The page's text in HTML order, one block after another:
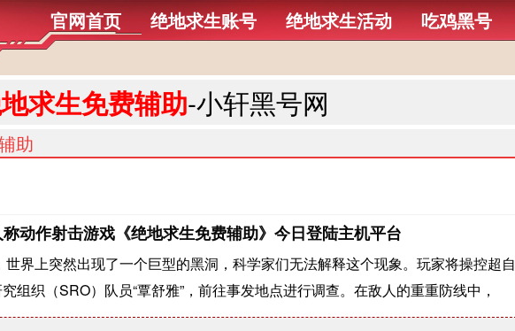
官网首页 绝地求生账号 绝地求生活动 吃鸡黑号
求生免费辅助-小轩黑号网
助
动作射击游戏《绝地求生免费辅助》今日登陆主机平台
世界上突然出现了一个巨型的黑洞，科学家们无法解释这个现象。玩家将操控超自
组织（SRO）队员“覃舒雅”，前往事发地点进行调查。在敌人的重重防线中，